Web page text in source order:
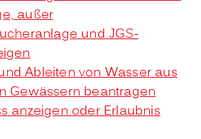
außer
und JGS-
Ableiten von Wasser aus
Gewässern beantragen
anzeigen oder Erlaubnis